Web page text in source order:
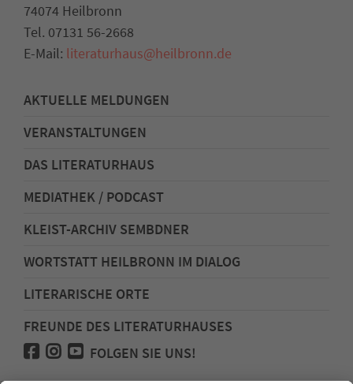
74074 Heilbronn
Tel. 07131 56-2668
E-Mail: literaturhaus@heilbronn.de
AKTUELLE MELDUNGEN
VERANSTALTUNGEN
DAS LITERATURHAUS
MEDIATHEK / PODCAST
KLEIST-ARCHIV SEMBDNER
WORTSTATT HEILBRONN IM DIALOG
LITERARISCHE ORTE
FREUNDE DES LITERATURHAUSES
FOLGEN SIE UNS!